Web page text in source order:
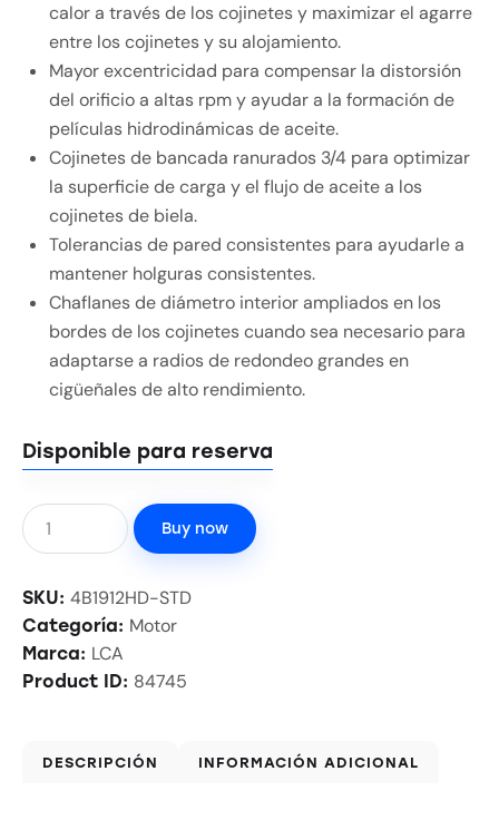
calor a través de los cojinetes y maximizar el agarre
entre los cojinetes y su alojamiento.
Mayor excentricidad para compensar la distorsión
del orificio a altas rpm y ayudar a la formación de
películas hidrodinámicas de aceite.
Cojinetes de bancada ranurados 3/4 para optimizar
la superficie de carga y el flujo de aceite a los
cojinetes de biela.
Tolerancias de pared consistentes para ayudarle a
mantener holguras consistentes.
Chaflanes de diámetro interior ampliados en los
bordes de los cojinetes cuando sea necesario para
adaptarse a radios de redondeo grandes en
cigüeñales de alto rendimiento.
Disponible para reserva
Buy now
SKU: 4B1912HD-STD
Categoría: Motor
Marca: LCA
Product ID: 84745
DESCRIPCIÓN INFORMACIÓN ADICIONAL